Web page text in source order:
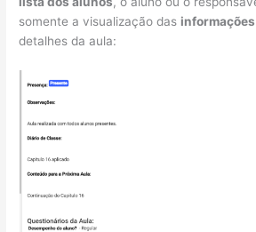
somente a visualização das
detalhes da aula: